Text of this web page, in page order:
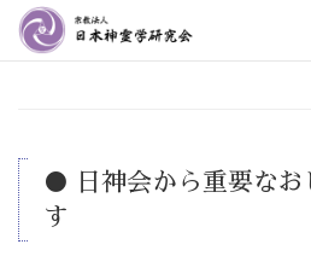
● 日神会から重要なお
す